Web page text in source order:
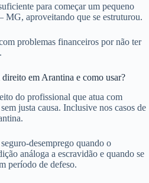
para começar um pequeno
MG, aproveitando que se estruturou.
problemas financeiros por não ter
em Arantina e como usar?
do profissional que atua com
justa causa. Inclusive nos casos de
desemprego quando o
análoga a escravidão e quando se
período de defeso.